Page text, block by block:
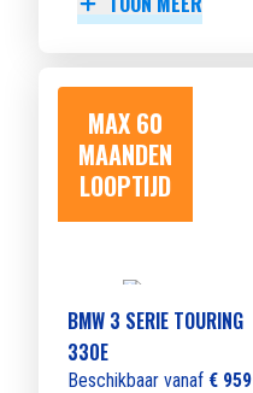
MAX 60
MAANDEN
LOOPTIJD
BMW 3 SERIE TOURING
330E
Beschikbaar vanaf € 959